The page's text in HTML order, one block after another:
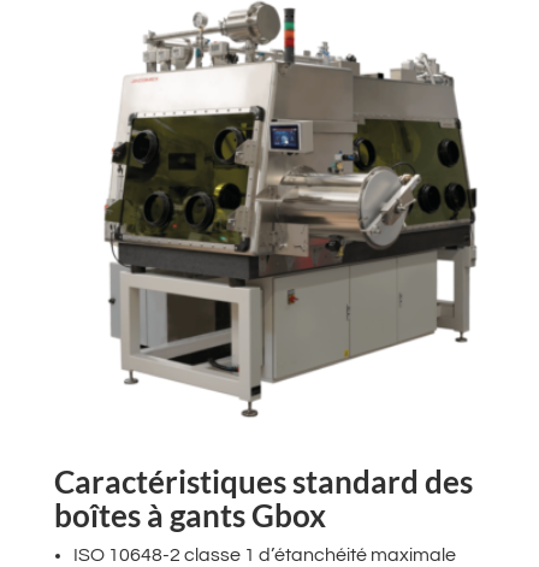
Caractéristiques standard des
boîtes à gants Gbox
ISO 10648-2 classe 1 d’étanchéité maximale ​